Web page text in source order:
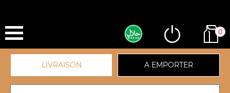
0
LIVRAISON A EMPORTER